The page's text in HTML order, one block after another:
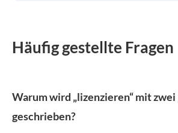
Häufig gestellte Fragen
Warum wird „lizenzieren“ mit zwei
geschrieben?